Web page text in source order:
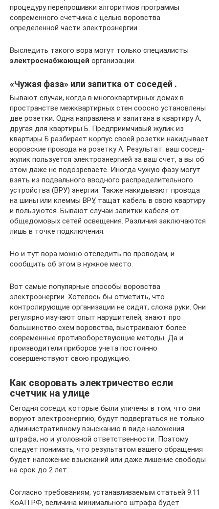
процедуру перепрошивки алгоритмов программы
современного счетчика с целью воровства
определенной части электроэнергии.
Выследить такого вора могут только специалисты
электроснабжающей организации.
«Чужая фаза» или запитка от соседей .
Бывают случаи, когда в многоквартирных домах в
пространстве межквартирных стен соосно установлены
две розетки. Одна направлена и запитана в квартиру А,
другая для квартиры Б. Предприимчивый жулик из
квартиры Б разбирает корпус своей розетки накидывает
воровские провода на розетку А. Результат: ваш сосед-
жулик пользуется электроэнергией за ваш счет, а вы об
этом даже не подозреваете. Иногда чужую фазу могут
взять из подвального вводного распределительного
устройства (ВРУ) энергии. Также накидывают провода
на шины или клеммы ВРУ, тащат кабель в свою квартиру
и пользуются. Бывают случаи запитки кабеля от
общедомовых сетей освещения. Различия заключаются
лишь в точке подключения.
Но и тут вора можно отследить по проводам, и
сообщить об этом в нужное место.
Вот самые популярные способы воровства
электроэнергии. Хотелось бы отметить, что
контролирующие организации не сидят, сложа руки. Они
регулярно изучают опыт нарушителей, знают про
большинство схем воровства, выстраивают более
современные противоборствующие методы. Да и
производители приборов учета постоянно
совершенствуют свою продукцию.
Как своровать электричество если
счетчик на улице
Сегодня соседи, которые были уличены в том, что они
воруют электроэнергию, будут подвергаться не только
административному взысканию в виде наложения
штрафа, но и уголовной ответственности. Поэтому
следует понимать, что результатом вашего обращения
будет наложение взысканий или даже лишение свободы
на срок до 2 лет.
Согласно требованиям, устанавливаемым статьей 9.11
КоАП РФ, величина минимального штрафа будет